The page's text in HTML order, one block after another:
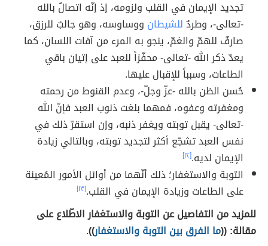
تجديد الإيمان في القلب ولزومه، إذ إنّه اتصالٌ بالله
-تعالى-، وطردٌللشيطان ووساوسه، وهو جالبٌ للرزق،
صارفٌ للهمّ والغمّ، ينجو به المرء من آفات اللسان، كما
يعدّ ذكر الله -تعالى- محفّزاً للعبد على إتيان باقي
الطاعات، وسبباً للإقبال عليها.
حُسن الظن بالله -عزّ وجلّ-، وعدم القنوط من رحمته
ومغفرته وعفوه، فمهما بلغت ذنوب العبد فإنّ الله
-تعالى- يقبل توبته ويغفر ذنبه، وإن استقرّ ذلك في
نفس العبد تشجّع أكثر لتجديد توبته، وبالتالي زيادة
الإيمان لديه.[١٢]
التوبة والاستغفار؛ ذلك أنّهما من أوائل الأمور المُعينة
على الطاعات وزيادة الإيمان في القلب.[١٣]
للمزيد من التفاصيل عن التوبة والاستغفار الاطّلاع على
مقالة: ((ما الفرق بين التوبة والاستغفار))
.